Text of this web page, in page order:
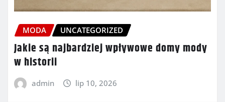
MODA UNCATEGORIZED
Jakie są najbardziej wpływowe domy mody
w historii
admin lip 10, 2026